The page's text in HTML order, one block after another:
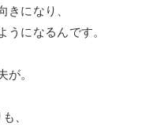
になり、
になるんです。
。
、